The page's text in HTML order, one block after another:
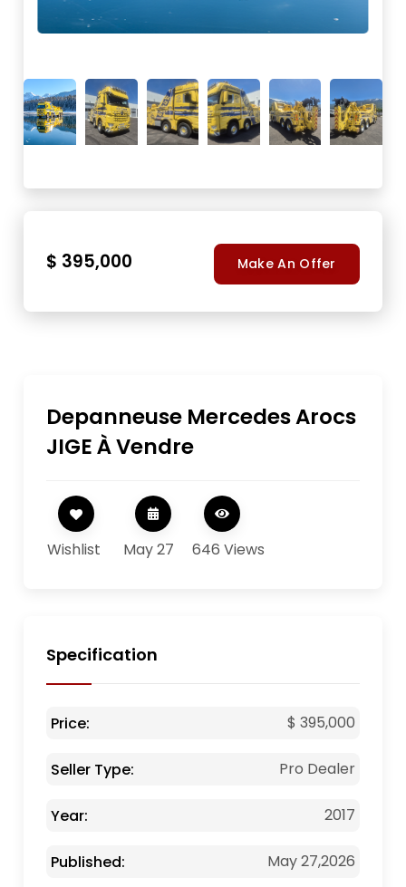
$ 395,000 Make An Offer
Depanneuse Mercedes Arocs
JIGE À Vendre
Wishlist May 27 646 Views
Specification
Price: $ 395,000
Seller Type: Pro Dealer
Year: 2017
Published: May 27,2026